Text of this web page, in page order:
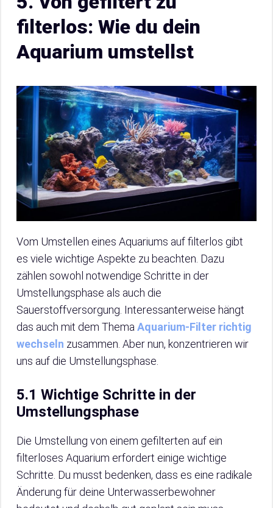
filterlos: Wie du dein
Aquarium umstellst
Vom Umstellen eines Aquariums auf filterlos gibt
es viele wichtige Aspekte zu beachten. Dazu
zählen sowohl notwendige Schritte in der
Umstellungsphase als auch die
Sauerstoffversorgung. Interessanterweise hängt
das auch mit dem Thema Aquarium-Filter richtig
wechseln zusammen. Aber nun, konzentrieren wir
uns auf die Umstellungsphase.
5.1 Wichtige Schritte in der
Umstellungsphase
Die Umstellung von einem gefilterten auf ein
filterloses Aquarium erfordert einige wichtige
Schritte. Du musst bedenken, dass es eine radikale
Änderung für deine Unterwasserbewohner